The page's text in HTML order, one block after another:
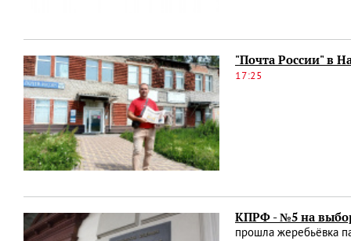
"Почта России" в
17:25
КПРФ - №5 на
прошла жеребьёвка